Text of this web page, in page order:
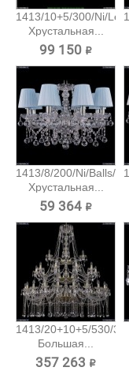
1413/10+5/300/Ni/
Хрустальная...
99 150 ₽
1413/8/200/Ni/Balls/
Хрустальная...
59 364 ₽
1413/20+10+5/530/3d/
Большая...
357 263 ₽